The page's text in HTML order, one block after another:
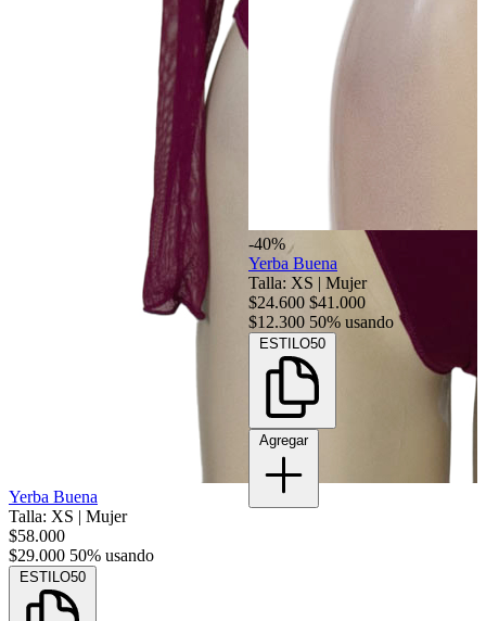
Yerba Buena
Talla: XS | Mujer
$58.000
$29.000 50% usando
ESTILO50
-40%
Yerba Buena
Talla: XS | Mujer
$24.600 $41.000
$12.300 50% usando
ESTILO50
Agregar